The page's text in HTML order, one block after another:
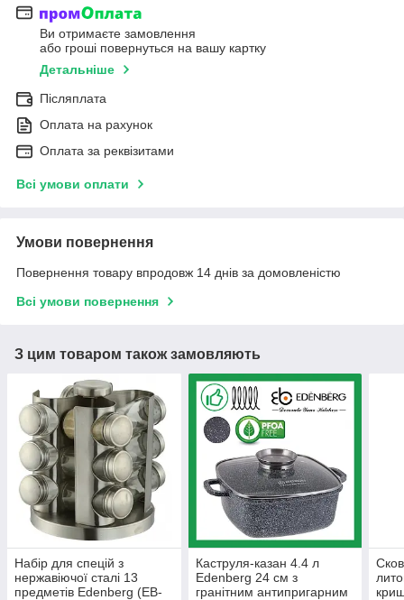
Ви отримаєте замовлення
або гроші повернуться на вашу картку
Детальніше
Післяплата
Оплата на рахунок
Оплата за реквізитами
Всі умови оплати
Умови повернення
Повернення товару впродовж 14 днів за домовленістю
Всі умови повернення
З цим товаром також замовляють
Набір для спецій з
нержавіючої сталі 13
предметів Edenberg (EB-
Каструля-казан 4.4 л
Edenberg 24 см з
гранітним антипригарним